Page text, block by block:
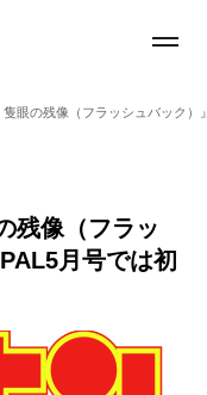
眼の残像（フラッシュバック）
残像（フラッ
月号では初